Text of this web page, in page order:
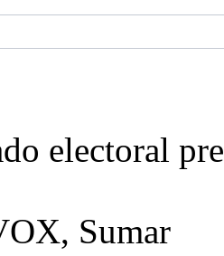
electoral
Sumar